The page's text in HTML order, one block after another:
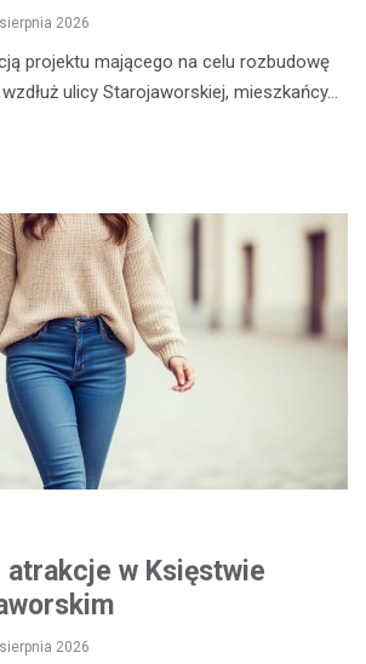
2026
projektu mającego na celu rozbudowę
ulicy Starojaworskiej, mieszkańcy…
atrakcje w Księstwie
2026